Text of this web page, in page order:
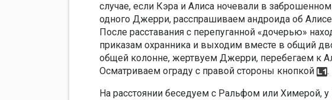
случае, если Кэра и Алиса ночевали в
одного Джерри, расспрашиваем андроида об
После расставания с перепуганной «дочерью»
приказам охранника и выходим вместе в общий
общей колонне, жертвуем Джерри, перебегаем к
Осматриваем ограду с правой стороны кнопкой
.
На расстоянии беседуем с Ральфом или